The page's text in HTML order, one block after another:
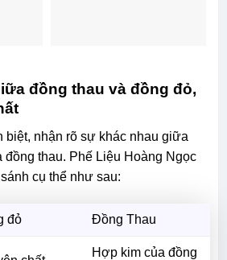
đồng thau và đồng đỏ,
biệt, nhận rõ sự khác nhau giữa
đồng thau. Phế Liệu Hoàng Ngọc
cụ thể như sau:
đỏ Đồng Thau
Hợp kim của đồng